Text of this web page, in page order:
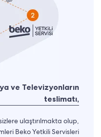
ve Televizyonların
teslimatı,
ulaştırılmakta olup,
Beko Yetkili Servisleri